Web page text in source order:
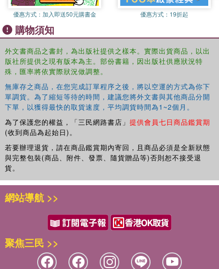
優惠方式： 加入即送50元購書金 優惠方式： 19折起
購物須知
外文書商品之書封，為出版社提供之樣本。實際出貨商品，以出
版社所提供之現有版本為主。部份書籍，因出版社供應狀況特
殊，匯率將依實際狀況做調整。
無庫存之商品，在您完成訂單程序之後，將以空運的方式為你下
單調貨。為了縮短等待的時間，建議您將外文書與其他商品分開
下單，以獲得最快的取貨速度，平均調貨時間為1~2個月。
為了保護您的權益，「三民網路書店」 提供會員七日商品鑑賞期
(收到商品為起始日)。
若要辦理退貨，請在商品鑑賞期內寄回，且商品必須是全新狀態
與完整包裝(商品、附件、發票、隨貨贈品等)否則恕不接受退
貨。
網站導航 >>
聚焦三民 >>